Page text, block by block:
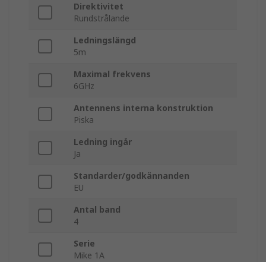
Direktivitet
Rundstrålande
Ledningslängd
5m
Maximal frekvens
6GHz
Antennens interna konstruktion
Piska
Ledning ingår
Ja
Standarder/godkännanden
EU
Antal band
4
Serie
Mike 1A